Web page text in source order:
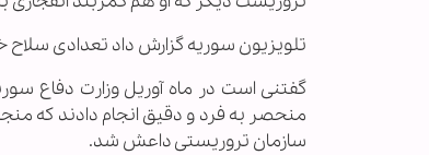
تلویزیون سوریه گزارش داد تعدادی
گفتنی است در ماه آوریل وزارت دفاع
منحصر به فرد و دقیق انجام دادند که
سازمان تروریستی داعش شد.